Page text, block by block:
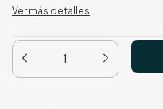
Ver más detalles